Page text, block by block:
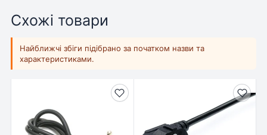
Схожі товари
Найближчі збіги підібрано за початком назви та
характеристиками.